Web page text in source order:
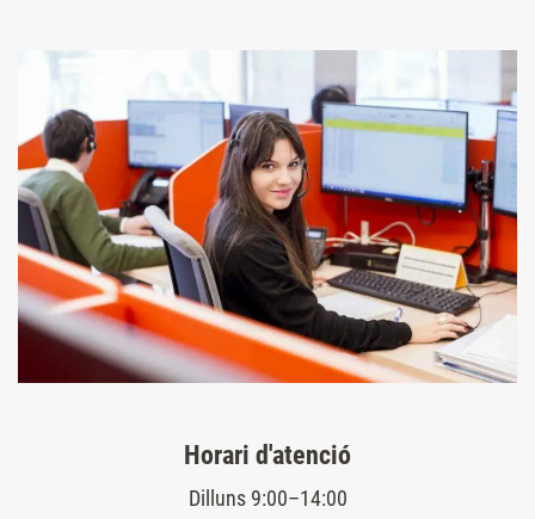
Horari d'atenció
Dilluns 9:00–14:00